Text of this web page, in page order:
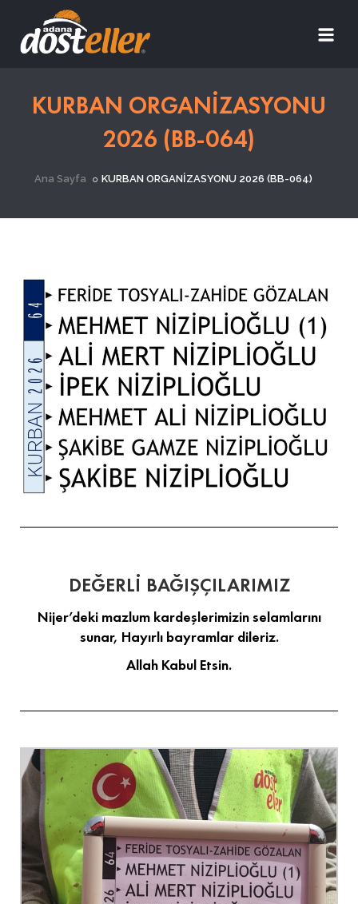
KURBAN ORGANİZASYONU
2026 (BB-064)
Ana Sayfa KURBAN ORGANİZASYONU 2026 (BB-064)
DEĞERLİ BAĞIŞÇILARIMIZ
Nijer’deki mazlum kardeşlerimizin selamlarını
sunar, Hayırlı bayramlar dileriz.
Allah Kabul Etsin.